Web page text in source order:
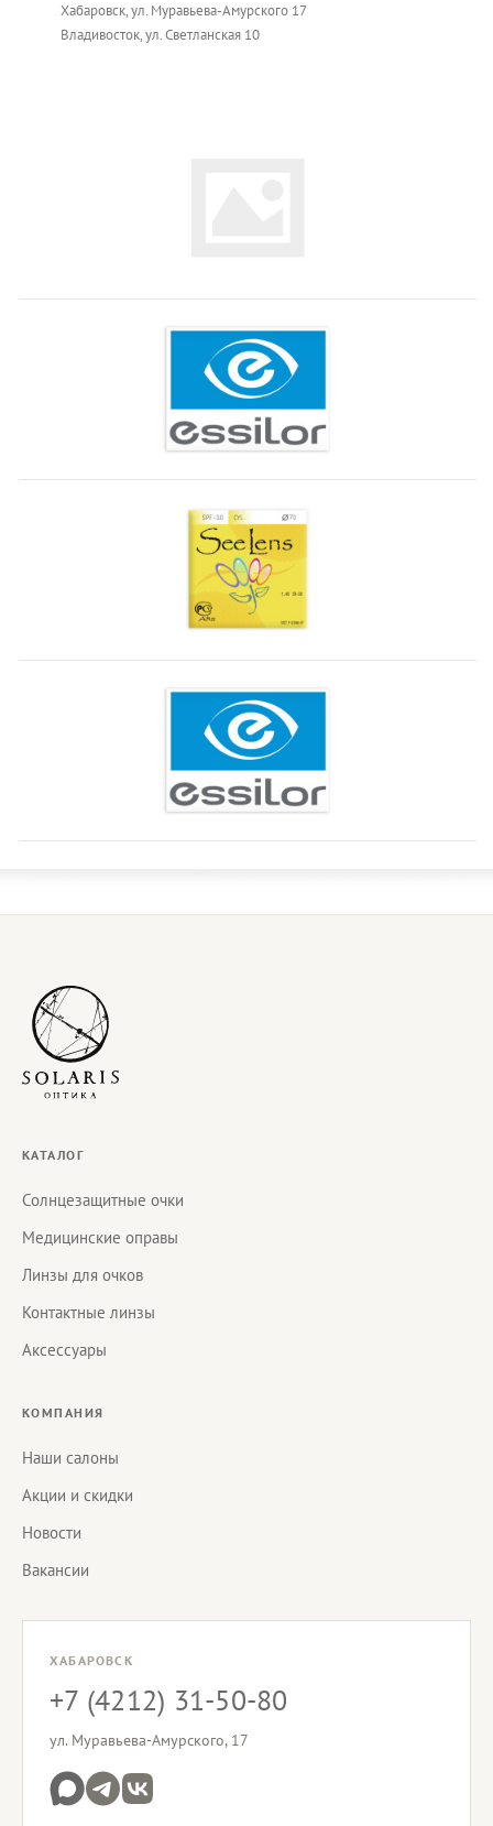
Хабаровск, ул. Муравьева-Амурского 17
Владивосток, ул. Светланская 10
КАТАЛОГ
Солнцезащитные очки
Медицинские оправы
Линзы для очков
Контактные линзы
Аксессуары
КОМПАНИЯ
Наши салоны
Акции и скидки
Новости
Вакансии
ХАБАРОВСК
+7 (4212) 31-50-80
ул. Муравьева-Амурского, 17